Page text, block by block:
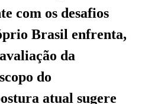
com os desafios
Brasil enfrenta,
da
do
atual sugere